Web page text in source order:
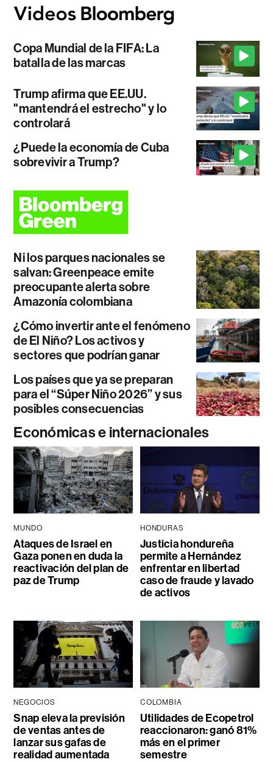
Copa Mundial de la FIFA: La
batalla de las marcas
Trump afirma que EE.UU.
"mantendrá el estrecho" y lo
controlará
¿Puede la economía de Cuba
sobrevivir a Trump?
Ni los parques nacionales se
salvan: Greenpeace emite
preocupante alerta sobre
Amazonía colombiana
¿Cómo invertir ante el fenómeno
de El Niño? Los activos y
sectores que podrían ganar
Los países que ya se preparan
para el “Súper Niño 2026” y sus
posibles consecuencias
Económicas e internacionales
MUNDO
Ataques de Israel en
Gaza ponen en duda la
reactivación del plan de
paz de Trump
HONDURAS
Justicia hondureña
permite a Hernández
enfrentar en libertad
caso de fraude y lavado
de activos
NEGOCIOS
Snap eleva la previsión
de ventas antes de
lanzar sus gafas de
realidad aumentada
COLOMBIA
Utilidades de Ecopetrol
reaccionaron: ganó 81%
más en el primer
semestre